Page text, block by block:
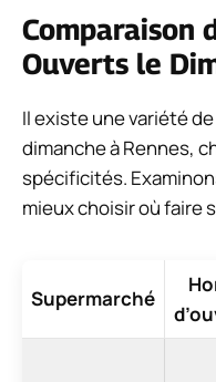
Comparaison
Ouverts le
Il existe une variété
dimanche à Rennes,
spécificités.
mieux choisir où faire
Supermarché